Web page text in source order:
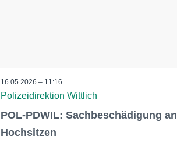
16.05.2026 – 11:16
Polizeidirektion Wittlich
POL-PDWIL: Sachbeschädigung an
Hochsitzen